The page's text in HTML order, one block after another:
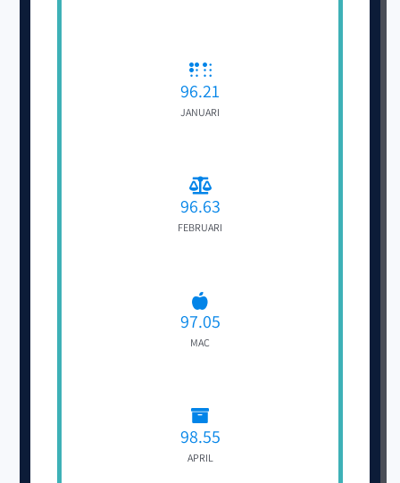
96.21
JANUARI
96.63
FEBRUARI
97.05
MAC
98.55
APRIL